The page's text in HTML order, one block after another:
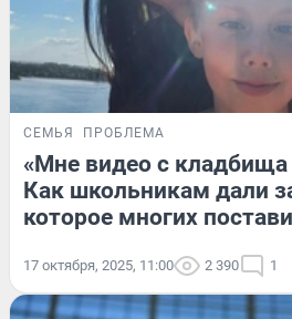
СЕМЬЯ ПРОБЛЕМА
«Мне видео с кладбища
Как школьникам дали
которое многих
17 октября, 2025, 11:00 2 390 1